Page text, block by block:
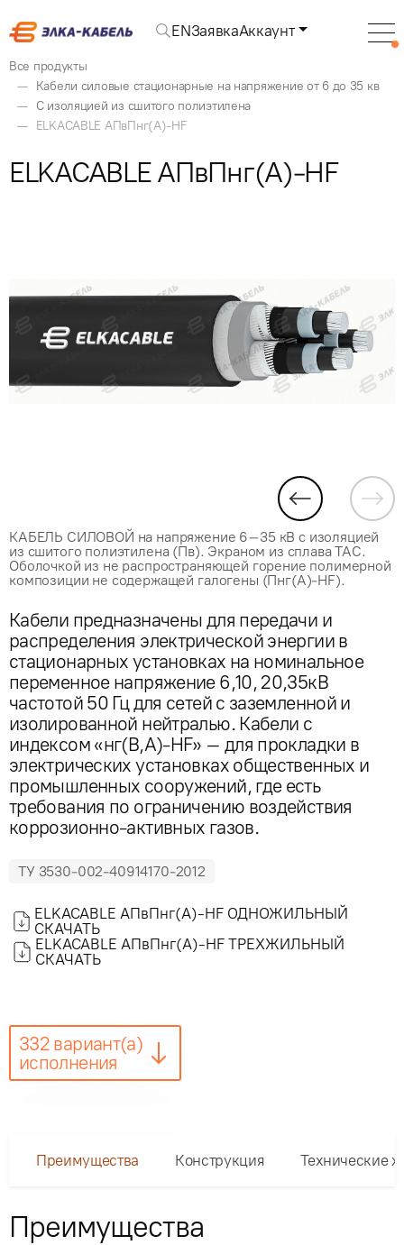
ENЗаявкаАккаунт
Все продукты
Кабели силовые стационарные на напряжение от 6 до 35 кв
С изоляцией из сшитого полиэтилена
ELKACABLE АПвПнг(А)-HF
КАБЕЛЬ СИЛОВОЙ на напряжение 6–35 кВ с изоляцией
из сшитого полиэтилена (Пв). Экраном из сплава ТАС.
Оболочкой из не распространяющей горение полимерной
композиции не содержащей галогены (Пнг(А)-HF).
Кабели предназначены для передачи и
распределения электрической энергии в
стационарных установках на номинальное
переменное напряжение 6,10, 20,35кВ
частотой 50 Гц для сетей с заземленной и
изолированной нейтралью. Кабели с
индексом «нг(В,А)-HF» – для прокладки в
электрических установках общественных и
промышленных сооружений, где есть
требования по ограничению воздействия
коррозионно-активных газов.
ТУ 3530-002-40914170-2012
ELKACABLE АПвПнг(А)-HF ОДНОЖИЛЬНЫЙ
СКАЧАТЬ
ELKACABLE АПвПнг(А)-HF ТРЕХЖИЛЬНЫЙ
СКАЧАТЬ
332 вариант(а)
исполнения
ELKACABLE АПвПнг(А)-HF
Преимущества Конструкция Технические
Преимущества